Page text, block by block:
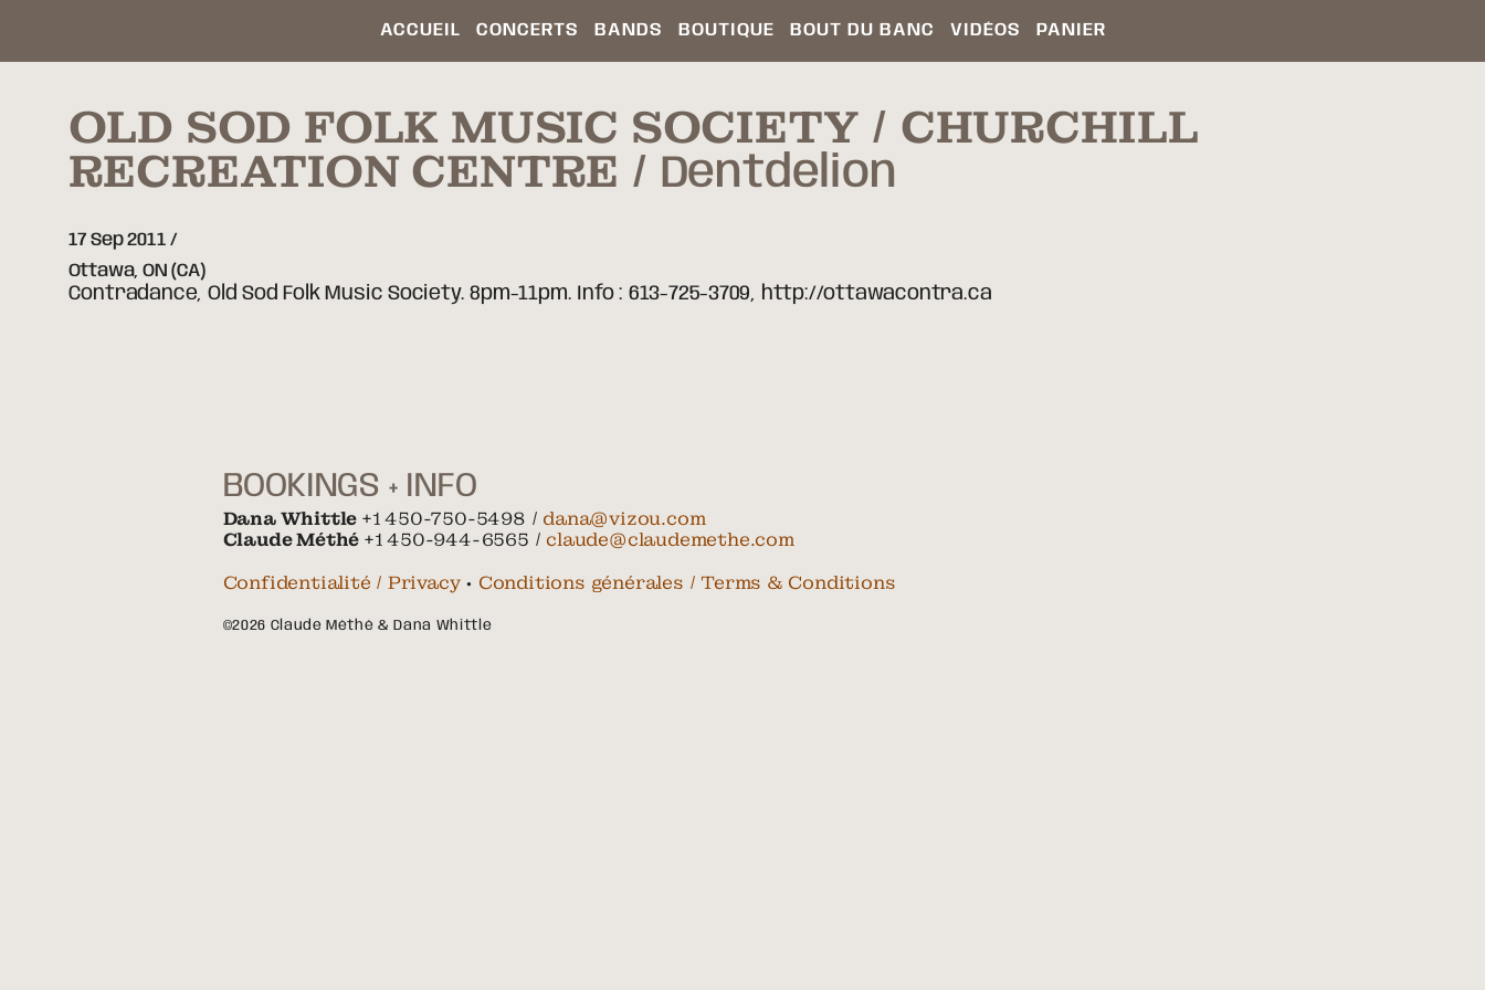
ACCUEIL CONCERTS BANDS BOUTIQUE BOUT DU BANC VIDÉOS PANIER
OLD SOD FOLK MUSIC SOCIETY / CHURCHILL
RECREATION CENTRE Dentdelion
17 Sep 2011
Ottawa,ON (CA)
Contradance, Old Sod Folk Music Society. 8pm-11pm. Info : 613-725-3709, http://ottawacontra.ca
BOOKINGS + INFO
Dana Whittle +1 450-750-5498 / dana@vizou.com
Claude Méthé +1 450-944-6565 / claude@claudemethe.com
Confidentialité / Privacy• Conditions générales / Terms & Conditions
©2026 Claude Méthé & Dana Whittle